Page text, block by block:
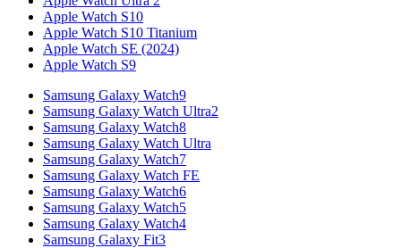
Apple Watch S10
Apple Watch S10 Titanium
Apple Watch SE (2024)
Apple Watch S9
Samsung Galaxy Watch9
Samsung Galaxy Watch Ultra2
Samsung Galaxy Watch8
Samsung Galaxy Watch Ultra
Samsung Galaxy Watch7
Samsung Galaxy Watch FE
Samsung Galaxy Watch6
Samsung Galaxy Watch5
Samsung Galaxy Watch4
Samsung Galaxy Fit3